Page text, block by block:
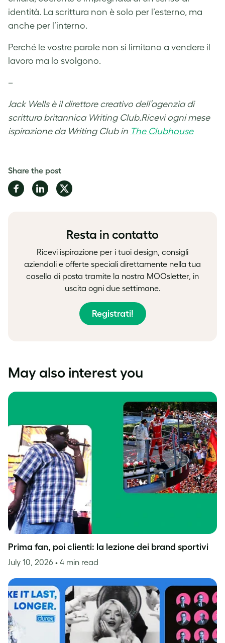
identità. La scrittura non è solo per l’esterno, ma
anche per l’interno.
Perché le vostre parole non si limitano a vendere il
lavoro ma lo svolgono.
–
Jack Wells è il direttore creativo dell’agenzia di
scrittura britannica Writing Club.Ricevi ogni mese
ispirazione da Writing Club in The Clubhouse
Share the post
Share
on
Share
on
Share
on
Resta in contatto
Ricevi ispirazione per i tuoi design, consigli
aziendali e offerte speciali direttamente nella tua
casella di posta tramite la nostra MOOsletter, in
uscita ogni due settimane.
Registrati!
May also interest you
Prima fan, poi clienti: la lezione dei brand sportivi
July 10, 2026 • 4 min read